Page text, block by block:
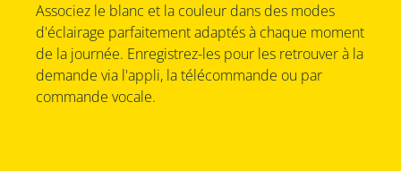
Associez le blanc et la couleur dans des modes
d'éclairage parfaitement adaptés à chaque moment
de la journée. Enregistrez-les pour les retrouver à la
demande via l'appli, la télécommande ou par
commande vocale.